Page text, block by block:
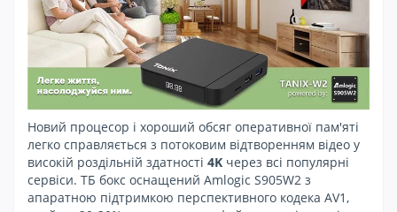
Новий процесор і хороший обсяг оперативної пам'яті
легко справляється з потоковим відтворенням відео у
високій роздільній здатності 4K через всі популярні
сервіси. ТБ бокс оснащений Amlogic S905W2 з
апаратною підтримкою перспективного кодека AV1,